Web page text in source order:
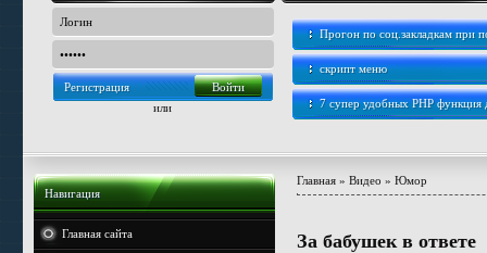
Регистрация
или
Прогон по соц.закладкам при
скрипт меню
7 супер удобных PHP функция
Навигация
Главная сайта
Главная» Видео » Юмор
За бабушек в ответе